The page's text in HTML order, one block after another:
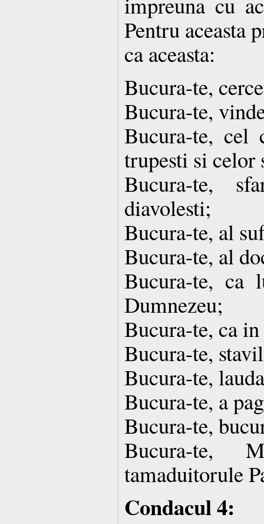
Pentru aceasta
ca aceasta:
Bucura-te,
Bucura-te,
Bucura-te, cel
trupesti si celor
Bucura-te,
diavolesti;
Bucura-te, al
Bucura-te, al
Bucura-te, ca
Dumnezeu;
Bucura-te, ca
Bucura-te,
Bucura-te,
Bucura-te, a
Bucura-te,
Bucura-te,
tamaduitorule
Condacul 4: